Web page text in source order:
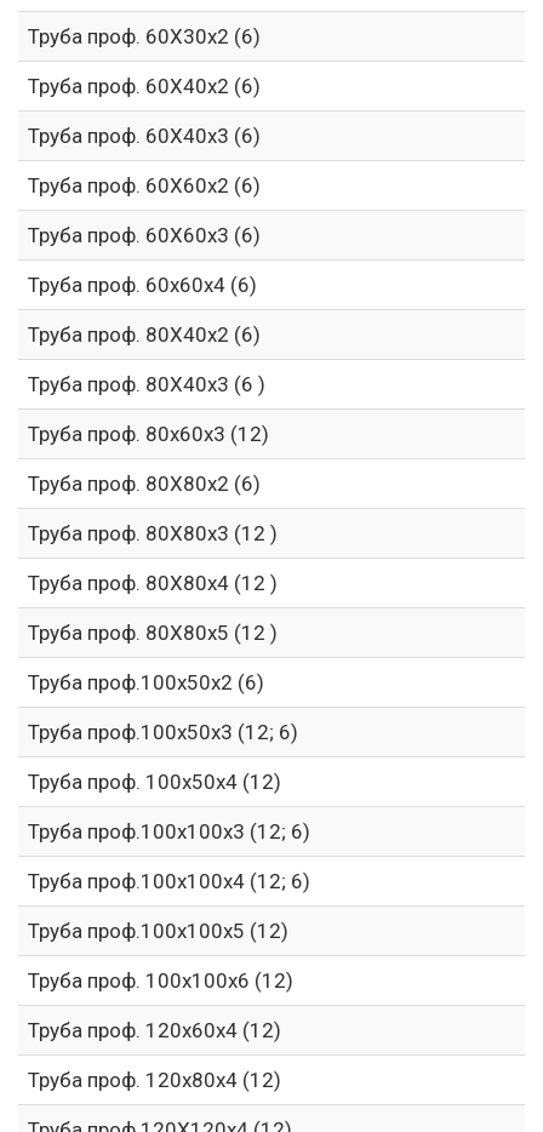
Труба проф. 60Х30х2 (6)
Труба проф. 60Х40х2 (6)
Труба проф. 60Х40х3 (6)
Труба проф. 60Х60х2 (6)
Труба проф. 60Х60х3 (6)
Труба проф. 60х60х4 (6)
Труба проф. 80Х40х2 (6)
Труба проф. 80Х40х3 (6 )
Труба проф. 80х60х3 (12)
Труба проф. 80Х80х2 (6)
Труба проф. 80Х80х3 (12 )
Труба проф. 80Х80х4 (12 )
Труба проф. 80Х80х5 (12 )
Труба проф.100х50х2 (6)
Труба проф.100х50х3 (12; 6)
Труба проф. 100х50х4 (12)
Труба проф.100х100х3 (12; 6)
Труба проф.100х100х4 (12; 6)
Труба проф.100х100х5 (12)
Труба проф. 100х100х6 (12)
Труба проф. 120х60х4 (12)
Труба проф. 120х80х4 (12)